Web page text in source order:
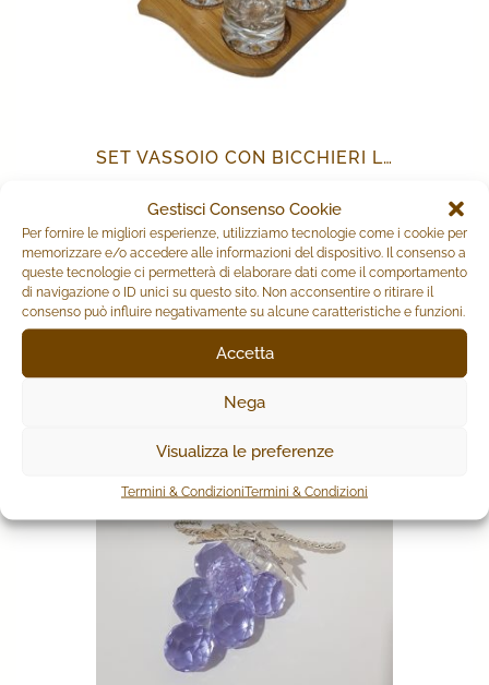
Gestisci Consenso Cookie
Per fornire le migliori esperienze, utilizziamo tecnologie come i cookie per
memorizzare e/o accedere alle informazioni del dispositivo. Il consenso a
queste tecnologie ci permetterà di elaborare dati come il comportamento
di navigazione o ID unici su questo sito. Non acconsentire o ritirare il
consenso può influire negativamente su alcune caratteristiche e funzioni.
Accetta
Nega
Visualizza le preferenze
Termini & CondizioniTermini & Condizioni
SET VASSOIO CON BICCHIERI LIQUORE
16,80€
AGGIUNGI AL CARRELLO